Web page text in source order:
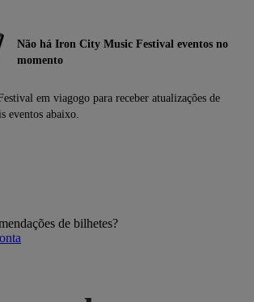
Não há Iron City Music Festival eventos no
momento
em viagogo para receber atualizações de
eventos abaixo.
de bilhetes?